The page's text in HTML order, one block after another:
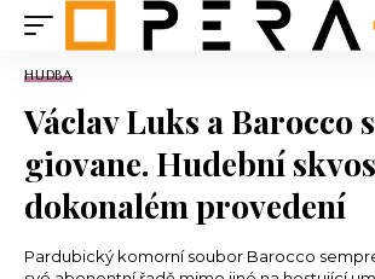
HUDBA
Václav Luks a Barocco
giovane. Hudební
dokonalém provedení
Pardubický komorní soubor Barocco